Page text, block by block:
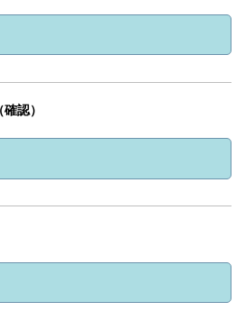
ンロード）
recruit/mid-career-recruit-
ンロード）
番号：0985-30-5050
認）